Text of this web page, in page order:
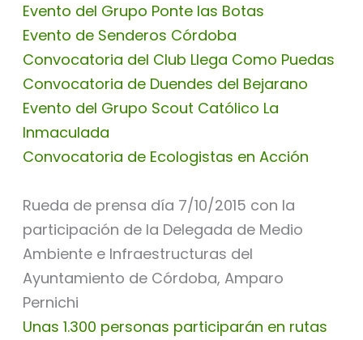
Evento del Grupo Ponte las Botas
Evento de Senderos Córdoba
Convocatoria del Club Llega Como Puedas
Convocatoria de Duendes del Bejarano
Evento del Grupo Scout Católico La
Inmaculada
Convocatoria de Ecologistas en Acción
Rueda de prensa día 7/10/2015 con la
participación de la Delegada de Medio
Ambiente e Infraestructuras del
Ayuntamiento de Córdoba, Amparo
Pernichi
Unas 1.300 personas participarán en rutas